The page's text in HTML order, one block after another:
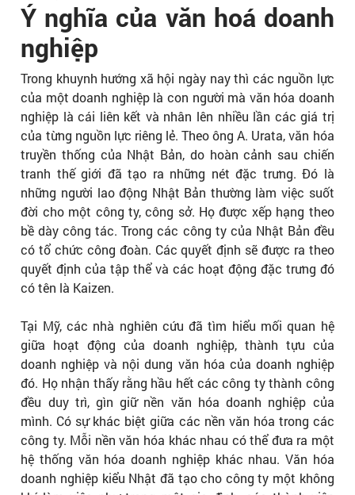
Ý nghĩa của văn hoá doanh
nghiệp
Trong khuynh hướng xã hội ngày nay thì các nguồn lực
của một doanh nghiệp là con người mà văn hóa doanh
nghiệp là cái liên kết và nhân lên nhiều lần các giá trị
của từng nguồn lực riêng lẻ. Theo ông A. Urata, văn hóa
truyền thống của Nhật Bản, do hoàn cảnh sau chiến
tranh thế giới đã tạo ra những nét đặc trưng. Đó là
những người lao động Nhật Bản thường làm việc suốt
đời cho một công ty, công sở. Họ được xếp hạng theo
bề dày công tác. Trong các công ty của Nhật Bản đều
có tổ chức công đoàn. Các quyết định sẽ được ra theo
quyết định của tập thể và các hoạt động đặc trưng đó
có tên là Kaizen.
Tại Mỹ, các nhà nghiên cứu đã tìm hiểu mối quan hệ
giữa hoạt động của doanh nghiệp, thành tựu của
doanh nghiệp và nội dung văn hóa của doanh nghiệp
đó. Họ nhận thấy rằng hầu hết các công ty thành công
đều duy trì, gìn giữ nền văn hóa doanh nghiệp của
mình. Có sự khác biệt giữa các nền văn hóa trong các
công ty. Mỗi nền văn hóa khác nhau có thể đưa ra một
hệ thống văn hóa doanh nghiệp khác nhau. Văn hóa
doanh nghiệp kiểu Nhật đã tạo cho công ty một không